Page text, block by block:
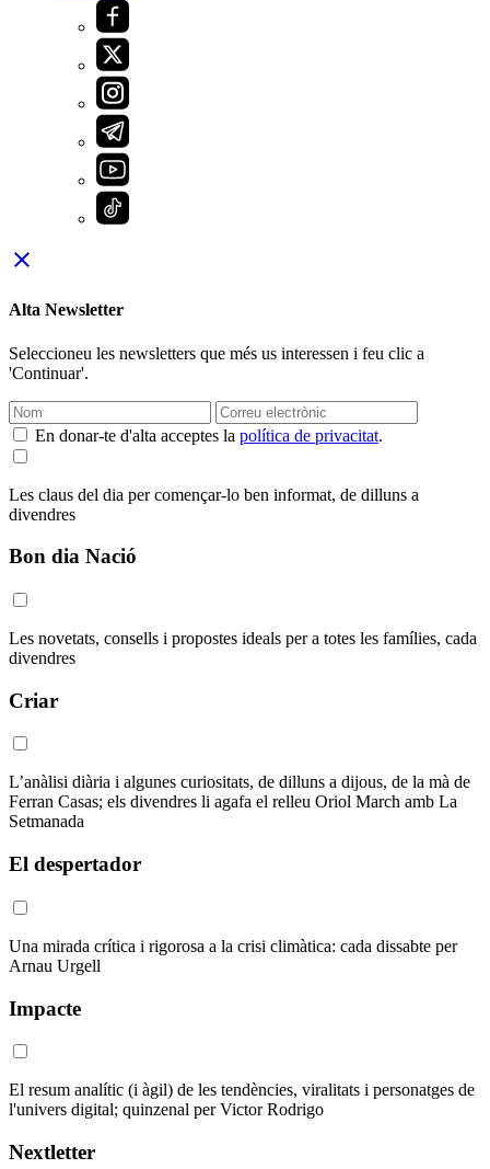
close
Alta Newsletter
Seleccioneu les newsletters que més us interessen i feu clic a
'Continuar'.
En donar-te d'alta acceptes la política de privacitat.
Les claus del dia per començar-lo ben informat, de dilluns a
divendres
Bon dia Nació
Les novetats, consells i propostes ideals per a totes les famílies, cada
divendres
Criar
L’anàlisi diària i algunes curiositats, de dilluns a dijous, de la mà de
Ferran Casas; els divendres li agafa el relleu Oriol March amb La
Setmanada
El despertador
Una mirada crítica i rigorosa a la crisi climàtica: cada dissabte per
Arnau Urgell
Impacte
El resum analític (i àgil) de les tendències, viralitats i personatges de
l'univers digital; quinzenal per Victor Rodrigo
Nextletter